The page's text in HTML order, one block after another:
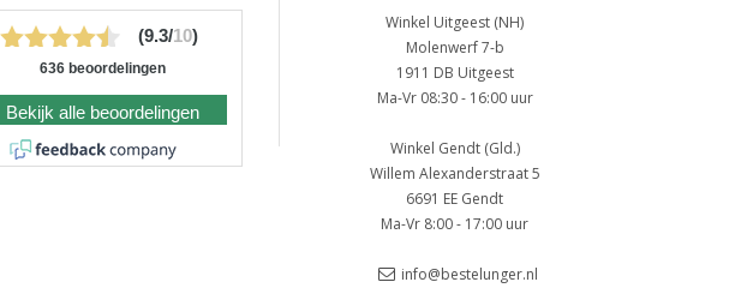
(9.3/10)
636 beoordelingen
Bekijk alle beoordelingen
Winkel Uitgeest (NH)
Molenwerf 7-b
1911 DB Uitgeest
Ma-Vr 08:30 - 16:00 uur
Winkel Gendt (Gld.)
Willem Alexanderstraat 5
6691 EE Gendt
Ma-Vr 8:00 - 17:00 uur
info@bestelunger.nl